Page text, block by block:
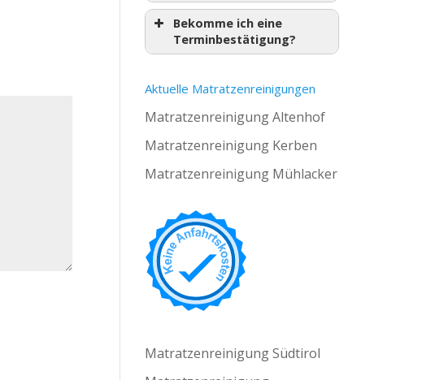
Bekomme ich eine
Terminbestätigung?
Aktuelle Matratzenreinigungen
Matratzenreinigung Altenhof
Matratzenreinigung Kerben
Matratzenreinigung Mühlacker
Matratzenreinigung Südtirol